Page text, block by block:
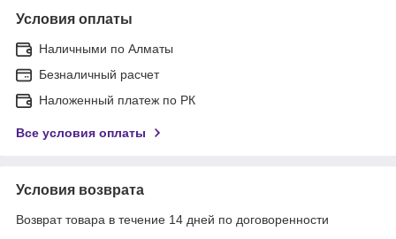
Условия оплаты
Наличными по Алматы
Безналичный расчет
Наложенный платеж по РК
Все условия оплаты
Условия возврата
Возврат товара в течение 14 дней по договоренности